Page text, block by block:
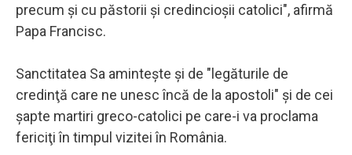
precum şi cu păstorii şi credincioşii catolici", afirmă
Papa Francisc.
Sanctitatea Sa aminteşte şi de "legăturile de
credinţă care ne unesc încă de la apostoli" şi de cei
şapte martiri greco-catolici pe care-i va proclama
fericiţi în timpul vizitei în România.